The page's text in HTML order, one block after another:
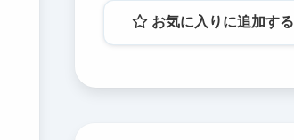
お気に入りに追加する